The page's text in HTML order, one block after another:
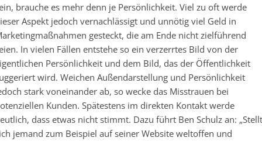
brauche es mehr denn je Persönlichkeit. Viel zu oft werde
Aspekt jedoch vernachlässigt und unnötig viel Geld in
gesteckt, die am Ende nicht zielführend
In vielen Fällen entstehe so ein verzerrtes Bild von der
Persönlichkeit und dem Bild, das der Öffentlichkeit
wird. Weichen Außendarstellung und Persönlichkeit
stark voneinander ab, so wecke das Misstrauen bei
Kunden. Spätestens im direkten Kontakt werde
dass etwas nicht stimmt. Dazu führt Ben Schulz an: „Stellt
jemand zum Beispiel auf seiner Website weltoffen und